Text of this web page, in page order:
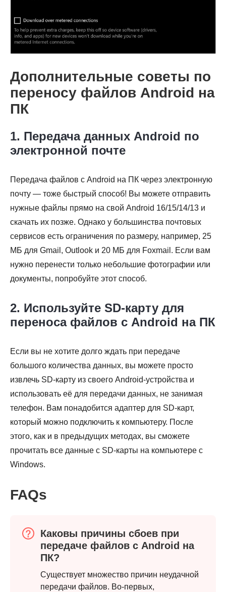
Шаг 3.
Шаг 1.
Дополнительные советы по
переносу файлов Android на
ПК
1. Передача данных Android по
электронной почте
Передача файлов с Android на ПК через электронную
почту — тоже быстрый способ! Вы можете отправить
нужные файлы прямо на свой Android 16/15/14/13 и
скачать их позже. Однако у большинства почтовых
сервисов есть ограничения по размеру, например, 25
МБ для Gmail, Outlook и 20 МБ для Foxmail. Если вам
нужно перенести только небольшие фотографии или
документы, попробуйте этот способ.
2. Используйте SD-карту для
переноса файлов с Android на ПК
Если вы не хотите долго ждать при передаче
большого количества данных, вы можете просто
извлечь SD-карту из своего Android-устройства и
использовать её для передачи данных, не занимая
телефон. Вам понадобится адаптер для SD-карт,
который можно подключить к компьютеру. После
этого, как и в предыдущих методах, вы сможете
прочитать все данные с SD-карты на компьютере с
Windows.
FAQs
Каковы причины сбоев при
передаче файлов с Android на
ПК?
Существует множество причин неудачной
передачи файлов. Во-первых,